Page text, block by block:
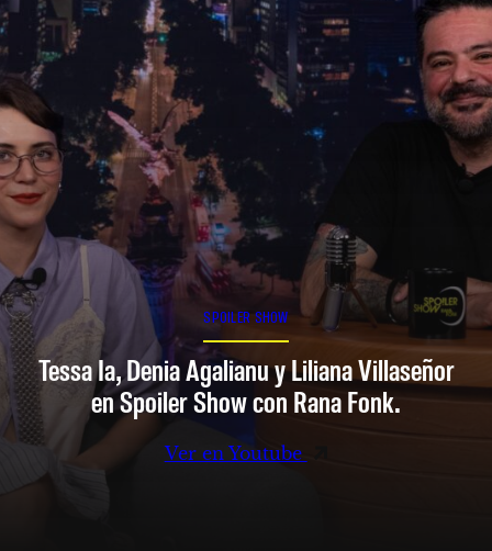
SPOILER SHOW
Tessa Ia, Denia Agalianu y Liliana Villaseñor
en Spoiler Show con Rana Fonk.
Ver en Youtube